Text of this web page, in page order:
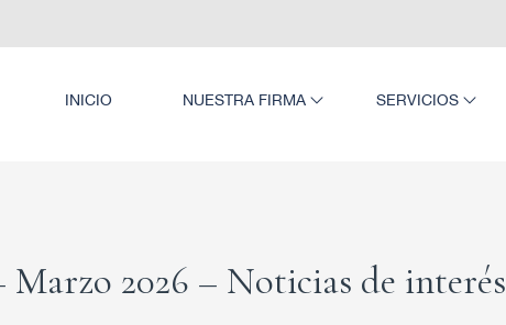
INICIO NUESTRA FIRMA SERVICIOS
Marzo 2026 – Noticias de interés